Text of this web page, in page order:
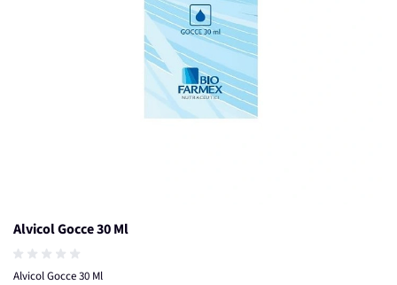
Alvicol Gocce 30 Ml
Alvicol Gocce 30 Ml